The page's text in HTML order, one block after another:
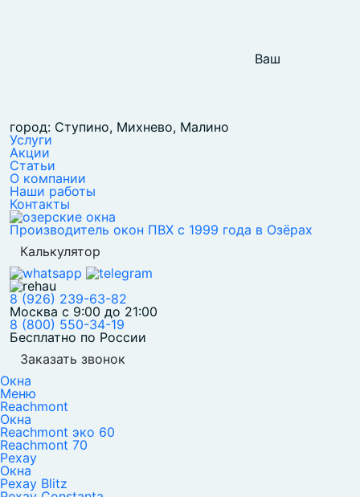
Ваш
город: Ступино, Михнево, Малино
Услуги
Акции
Статьи
О компании
Наши работы
Контакты
Производитель окон ПВХ с 1999 года в Озёрах
Калькулятор
8 (926) 239-63-82
Москва с 9:00 до 21:00
8 (800) 550-34-19
Бесплатно по России
Заказать звонок
Окна
Меню
Reachmont
Окна
Reachmont эко 60
Reachmont 70
Рехау
Окна
Рехау Blitz